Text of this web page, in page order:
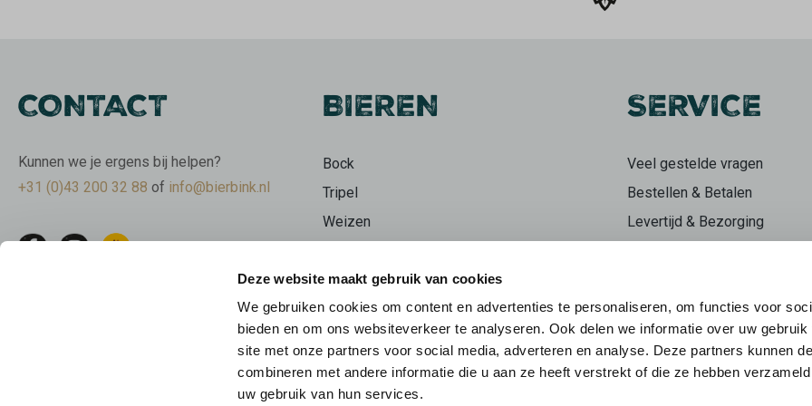
Deze website maakt gebruik van cookies
We gebruiken cookies om content en advertenties te personaliseren, om functies voor
bieden en om ons websiteverkeer te analyseren. Ook delen we informatie over uw gebruik
site met onze partners voor social media, adverteren en analyse. Deze partners kunnen
combineren met andere informatie die u aan ze heeft verstrekt of die ze hebben
uw gebruik van hun services.
CONTACT
Kunnen we je ergens bij helpen?
+31 (0)43 200 32 88 of info@bierbink.nl
BIEREN
Bock
Tripel
Weizen
Stout
Bierpakketten
Limburgse bieren
Beer Geeks
SERVICE
Veel gestelde vragen
Bestellen & Betalen
Levertijd & Bezorging
Herroepingsrecht
Mijn account